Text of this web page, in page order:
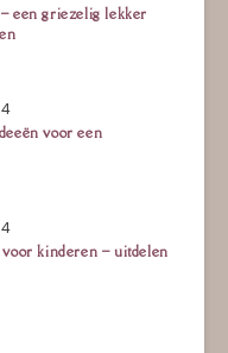
een griezelig lekker
voor een
kinderen – uitdelen